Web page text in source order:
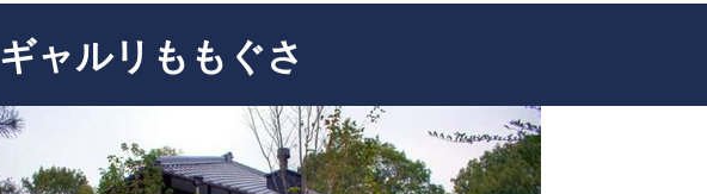
ギャルリももぐさ